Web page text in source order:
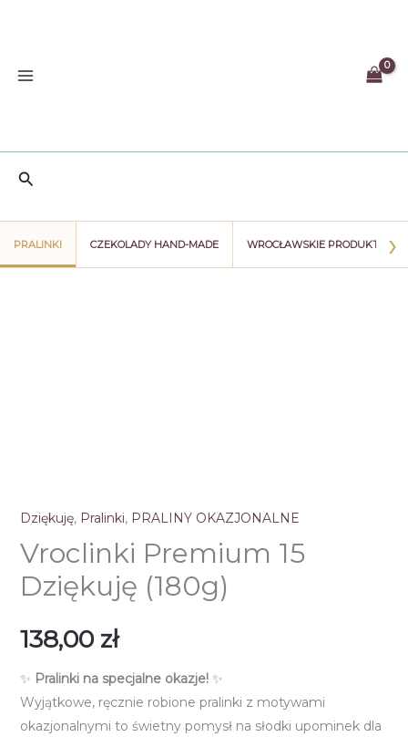
Szukaj
PRALINKI CZEKOLADY HAND-MADE WROCŁAWSKIE PRODUKTY ›
Dziękuję, Pralinki, PRALINY OKAZJONALNE
Vroclinki Premium 15
Dziękuję (180g)
138,00 zł
✨ Pralinki na specjalne okazje!✨
Wyjątkowe, ręcznie robione pralinki z motywami
okazjonalnymi to świetny pomysł na słodki upominek dla